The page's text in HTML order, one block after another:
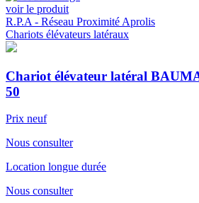
voir le produit
R.P.A - Réseau Proximité Aprolis
Chariots élévateurs latéraux
Chariot élévateur latéral
50
Prix neuf
Nous consulter
Location longue durée
Nous consulter